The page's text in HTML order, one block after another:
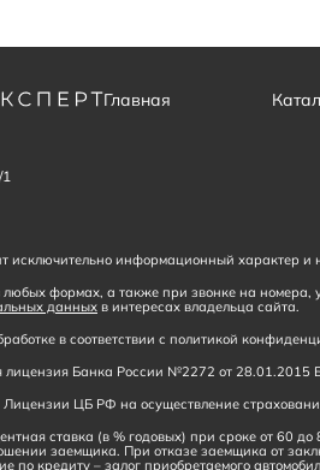
Главная
1
информационный характер и
формах, а также при звонке на номера,
данных в интересах владельца сайта.
в соответствии с политикой
лицензия Банка России №2272 от 28.01.2015
ЦБ РФ на осуществление
ставка (в % годовых) при сроке от 60
заемщика. При отказе заемщика от
по кредиту – залог приобретаемого